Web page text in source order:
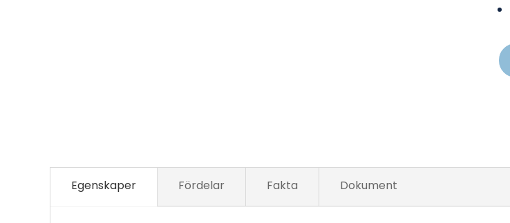
Egenskaper Fördelar Fakta Dokument